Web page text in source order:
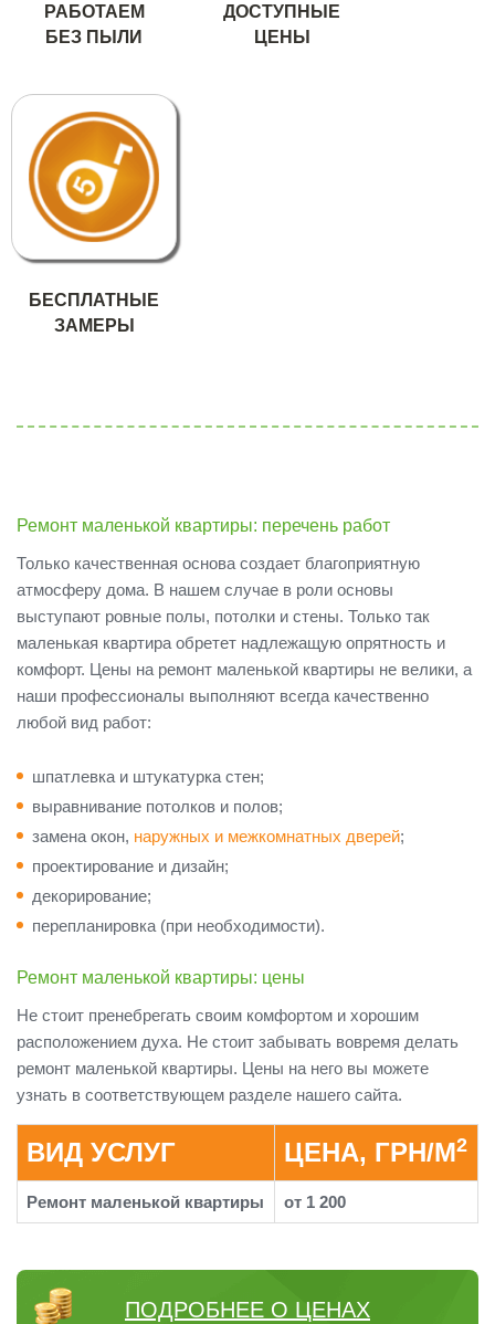
РАБОТАЕМ
БЕЗ ПЫЛИ
ДОСТУПНЫЕ
ЦЕНЫ
БЕСПЛАТНЫЕ
ЗАМЕРЫ
Ремонт маленькой квартиры: перечень работ
Только качественная основа создает благоприятную
атмосферу дома. В нашем случае в роли основы
выступают ровные полы, потолки и стены. Только так
маленькая квартира обретет надлежащую опрятность и
комфорт. Цены на ремонт маленькой квартиры не велики, а
наши профессионалы выполняют всегда качественно
любой вид работ:
шпатлевка и штукатурка стен;
выравнивание потолков и полов;
замена окон, наружных и межкомнатных дверей;
проектирование и дизайн;
декорирование;
перепланировка (при необходимости).
Ремонт маленькой квартиры: цены
Не стоит пренебрегать своим комфортом и хорошим
расположением духа. Не стоит забывать вовремя делать
ремонт маленькой квартиры. Цены на него вы можете
узнать в соответствующем разделе нашего сайта.
ВИД УСЛУГ ЦЕНА, ГРН/М2
Ремонт маленькой квартиры от 1 200
ПОДРОБНЕЕ О ЦЕНАХ